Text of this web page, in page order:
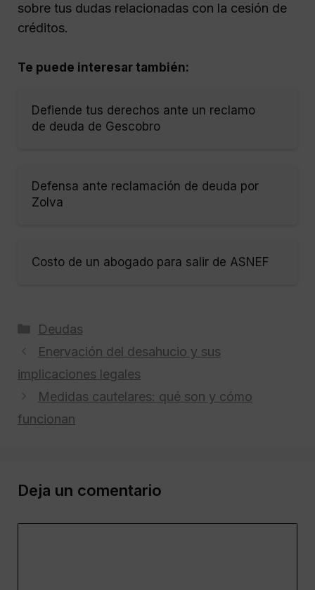
sobre tus dudas relacionadas con la cesión de
créditos.
Te puede interesar también:
Defiende tus derechos ante un reclamo
de deuda de Gescobro
Defensa ante reclamación de deuda por
Zolva
Costo de un abogado para salir de ASNEF
Categorías
Deudas
Enervación del desahucio y sus
implicaciones legales
Medidas cautelares: qué son y cómo
funcionan
Deja un comentario